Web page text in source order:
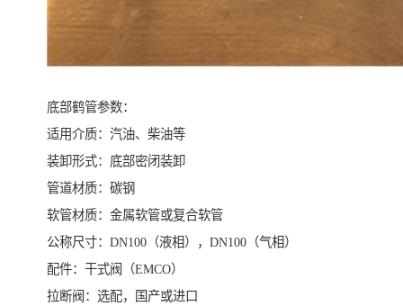
底部鹤管参数：
适用介质：汽油、柴油等
装卸形式：底部密闭装卸
管道材质：碳钢
软管材质：金属软管或复合软管
公称尺寸：DN100（液相），DN100（气相）
配件：干式阀（EMCO）
拉断阀：选配，国产或进口